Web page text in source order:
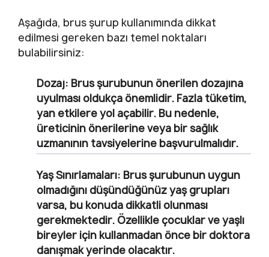
Aşağıda, brus şurup kullanımında dikkat
edilmesi gereken bazı temel noktaları
bulabilirsiniz:
Dozaj: Brus şurubunun önerilen dozajına
uyulması oldukça önemlidir. Fazla tüketim,
yan etkilere yol açabilir. Bu nedenle,
üreticinin önerilerine veya bir sağlık
uzmanının tavsiyelerine başvurulmalıdır.
Yaş Sınırlamaları: Brus şurubunun uygun
olmadığını düşündüğünüz yaş grupları
varsa, bu konuda dikkatli olunması
gerekmektedir. Özellikle çocuklar ve yaşlı
bireyler için kullanmadan önce bir doktora
danışmak yerinde olacaktır.